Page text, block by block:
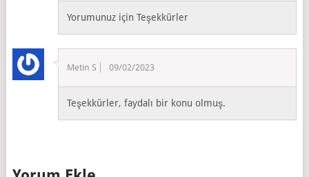
Yorumunuz için Teşekkürler
Metin S 09/02/2023
Teşekkürler, faydalı bir konu olmuş.